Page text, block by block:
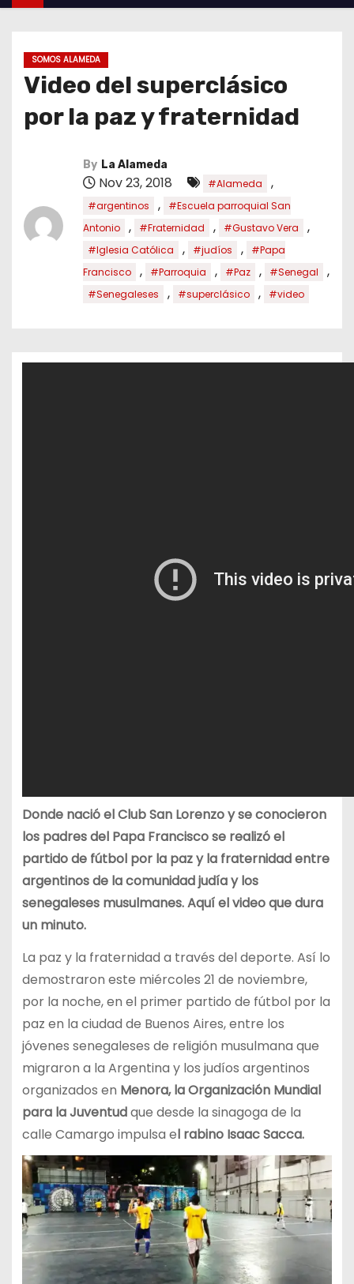
SOMOS ALAMEDA
Video del superclásico
por la paz y fraternidad
By La Alameda
Nov 23, 2018 #Alameda ,
#argentinos ,
#Escuela parroquial San
Antonio
, #Fraternidad , #Gustavo Vera ,
#Iglesia Católica , #judíos ,
#Papa
Francisco
, #Parroquia , #Paz , #Senegal ,
#Senegaleses , #superclásico , #video
Donde nació el Club San Lorenzo y se conocieron
los padres del Papa Francisco se realizó el
partido de fútbol por la paz y la fraternidad entre
argentinos de la comunidad judía y los
senegaleses musulmanes. Aquí el video que dura
un minuto.
La paz y la fraternidad a través del deporte. Así lo
demostraron este miércoles 21 de noviembre,
por la noche, en el primer partido de fútbol por la
paz en la ciudad de Buenos Aires, entre los
jóvenes senegaleses de religión musulmana que
migraron a la Argentina y los judíos argentinos
organizados en Menora, la Organización Mundial
para la Juventudque desde la sinagoga de la
calle Camargo impulsa el rabino Isaac Sacca.